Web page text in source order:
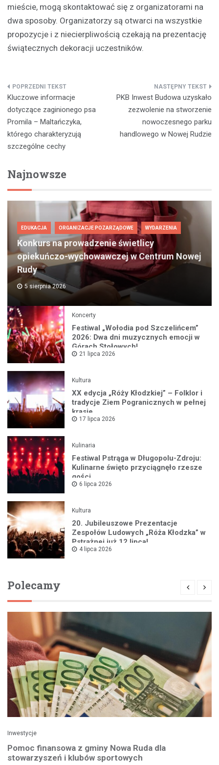
mieście, mogą skontaktować się z organizatorami na
dwa sposoby. Organizatorzy są otwarci na wszystkie
propozycje i z niecierpliwością czekają na prezentację
świątecznych dekoracji uczestników.
Nawigacja
wpisu
Kluczowe informacje
dotyczące zaginionego psa
Promila – Maltańczyka,
którego charakteryzują
szczególne cechy
PKB Inwest Budowa uzyskało
zezwolenie na stworzenie
nowoczesnego parku
handlowego w Nowej Rudzie
Najnowsze
EDUKACJA ORGANIZACJE POZARZĄDOWE WYDARZENIA
Konkurs na prowadzenie świetlicy
opiekuńczo-wychowawczej w Centrum Nowej
Rudy
5 sierpnia 2026
Koncerty
Festiwal „Wołodia pod Szczelińcem”
2026: Dwa dni muzycznych emocji w
Górach Stołowych!
21 lipca 2026
Kultura
XX edycja „Róży Kłodzkiej” – Folklor i
tradycje Ziem Pogranicznych w pełnej
krasie
17 lipca 2026
Kulinaria
Festiwal Pstrąga w Długopolu-Zdroju:
Kulinarne święto przyciągnęło rzesze
gości
6 lipca 2026
Kultura
20. Jubileuszowe Prezentacje
Zespołów Ludowych „Róża Kłodzka” w
Pstrążnej już 12 lipca!
4 lipca 2026
Polecamy
Inwestycje
Pomoc finansowa z gminy Nowa Ruda dla
stowarzyszeń i klubów sportowych